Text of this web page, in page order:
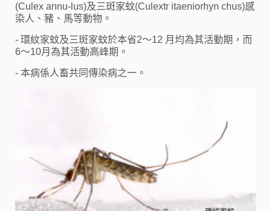
(Culex annu-lus)及三斑家蚊(Culextr itaeniorhyn chus)感
染人、豬、馬等動物。
- 環紋家蚊及三斑家蚊於本省2～12 月均為其活動期，而
6～10月為其活動高峰期。
- 本病係人畜共同傳染病之一。